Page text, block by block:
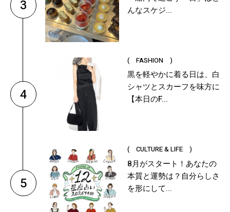
3
んなスケジ...
4
( FASHION )
黒を軽やかに着る日は、白
シャツとスカーフを味方に
【本日のF...
5
( CULTURE & LIFE )
8月がスタート！あなたの
本質と運勢は？自分らしさ
を形にして...